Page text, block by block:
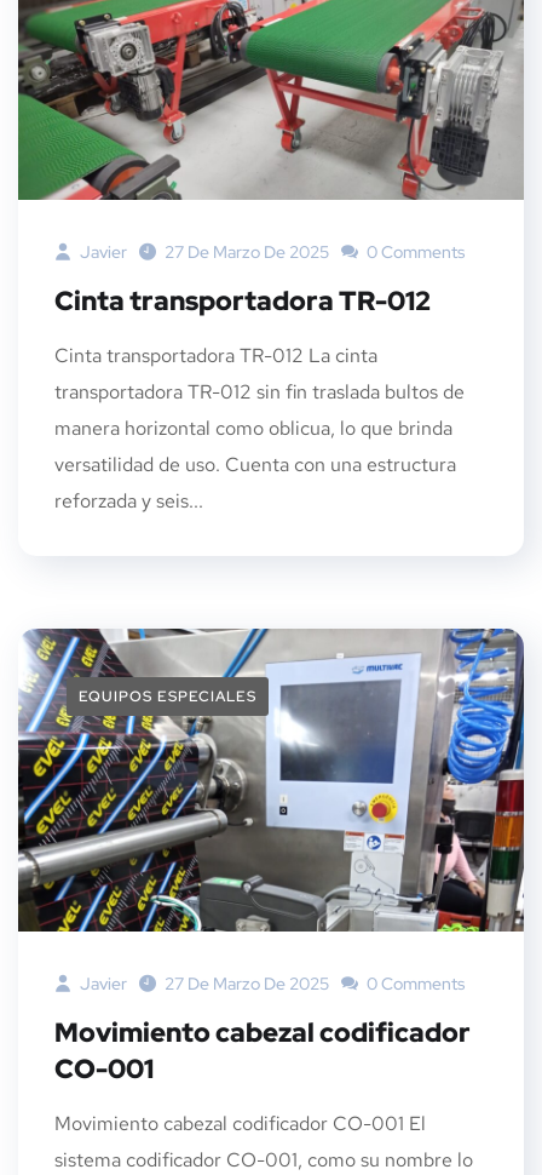
Javier 27 De Marzo De 2025 0 Comments
Cinta transportadora TR-012
Cinta transportadora TR-012 La cinta
transportadora TR-012 sin fin traslada bultos de
manera horizontal como oblicua, lo que brinda
versatilidad de uso. Cuenta con una estructura
reforzada y seis...
EQUIPOS ESPECIALES
Javier 27 De Marzo De 2025 0 Comments
Movimiento cabezal codificador
CO-001
Movimiento cabezal codificador CO-001 El
sistema codificador CO-001, como su nombre lo